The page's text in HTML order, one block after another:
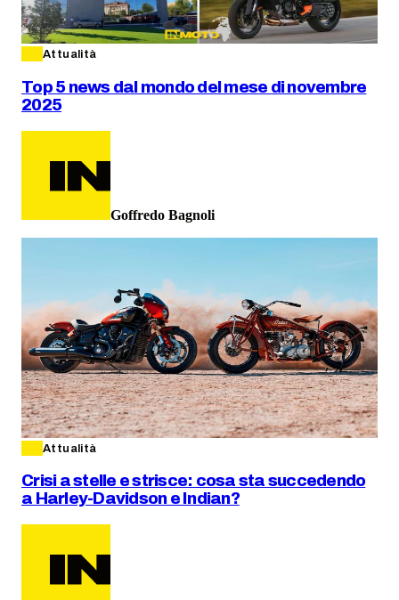
Attualità
Top 5 news dal mondo del mese di novembre
2025
Goffredo Bagnoli
Attualità
Crisi a stelle e strisce: cosa sta succedendo
a Harley-Davidson e Indian?